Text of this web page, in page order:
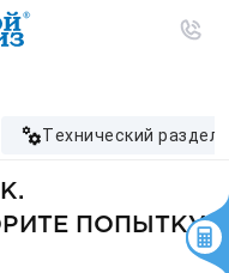
технический раздел
ПОПЫТКУ